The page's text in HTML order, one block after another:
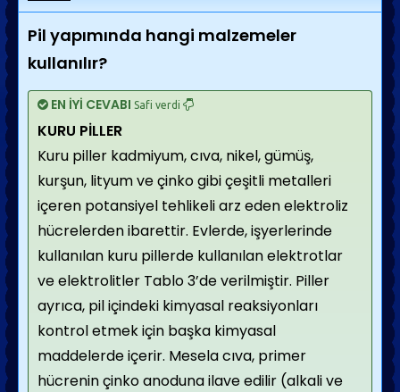
Pil yapımında hangi malzemeler
kullanılır?
EN İYİ CEVABI Safi verdi
KURU PİLLER
Kuru piller kadmiyum, cıva, nikel, gümüş,
kurşun, lityum ve çinko gibi çeşitli metalleri
içeren potansiyel tehlikeli arz eden elektroliz
hücrelerden ibarettir. Evlerde, işyerlerinde
kullanılan kuru pillerde kullanılan elektrotlar
ve elektrolitler Tablo 3’de verilmiştir. Piller
ayrıca, pil içindeki kimyasal reaksiyonları
kontrol etmek için başka kimyasal
maddelerde içerir. Mesela cıva, primer
hücrenin çinko anoduna ilave edilir (alkali ve